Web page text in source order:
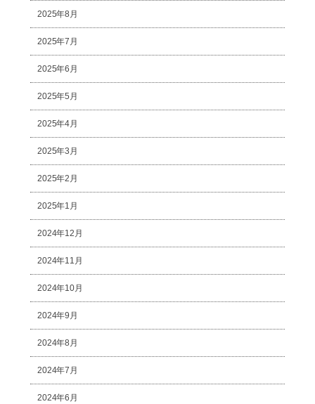
2025年8月
2025年7月
2025年6月
2025年5月
2025年4月
2025年3月
2025年2月
2025年1月
2024年12月
2024年11月
2024年10月
2024年9月
2024年8月
2024年7月
2024年6月